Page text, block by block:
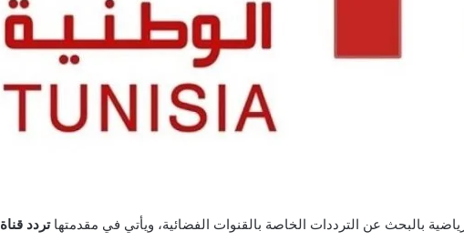
بالبحث عن الترددات الخاصة بالقنوات الفضائية، ويأتي في مقدمتها تردد قناة